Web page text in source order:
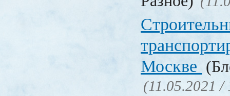
Москве
(11.05.2021 /